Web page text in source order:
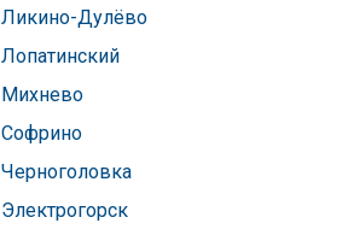
Ликино-Дулёво
Лопатинский
Михнево
Софрино
Черноголовка
Электрогорск